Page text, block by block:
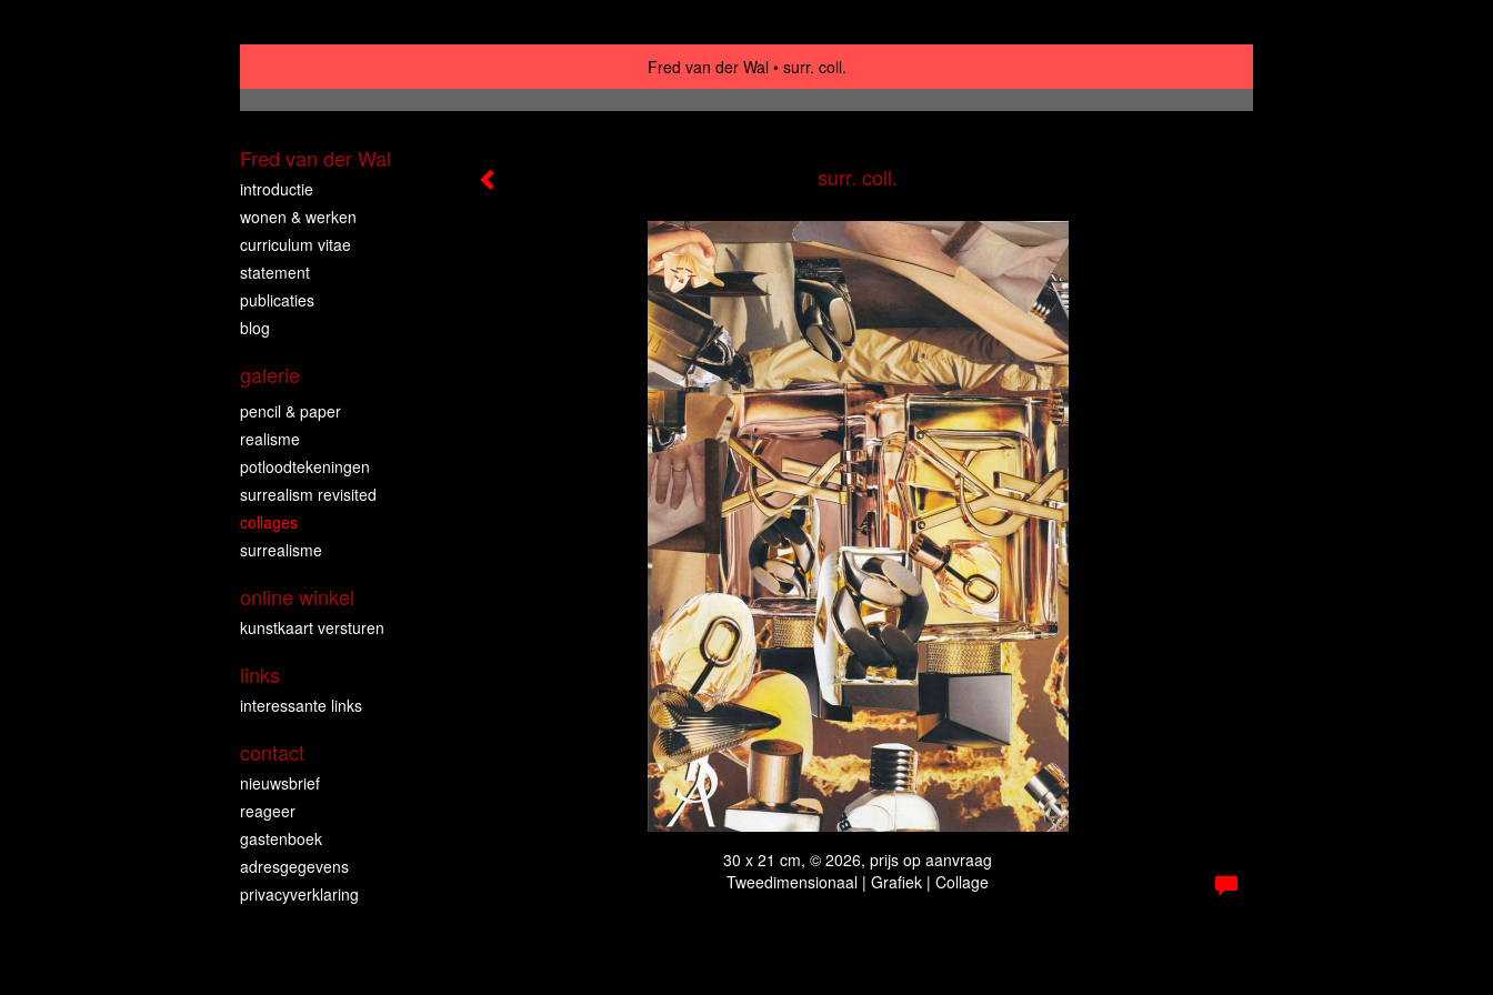
Fred van der Wal surr. coll.
surr. coll.
30 x 21 cm, © 2026, prijs op aanvraag
Tweedimensionaal | Grafiek | Collage
Fred van der Wal
introductie
wonen & werken
curriculum vitae
statement
publicaties
blog
galerie
pencil & paper
realisme
potloodtekeningen
surrealism revisited
collages
surrealisme
online winkel
kunstkaart versturen
links
interessante links
contact
nieuwsbrief
reageer
gastenboek
adresgegevens
privacyverklaring